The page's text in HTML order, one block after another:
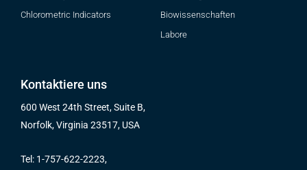
Chlorometric Indicators
Biowissenschaften
Labore
Kontaktiere uns
600 West 24th Street, Suite B,
Norfolk, Virginia 23517, USA
Tel: 1-757-622-2223,